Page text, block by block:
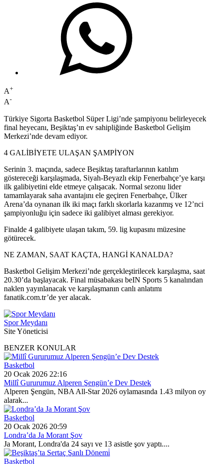
A+
A-
Türkiye Sigorta Basketbol Süper Ligi’nde şampiyonu belirleyecek
final heyecanı, Beşiktaş’ın ev sahipliğinde Basketbol Gelişim
Merkezi’nde devam ediyor.
4 GALİBİYETE ULAŞAN ŞAMPİYON
Serinin 3. maçında, sadece Beşiktaş taraftarlarının katılım
göstereceği karşılaşmada, Siyah-Beyazlı ekip Fenerbahçe’ye karşı
ilk galibiyetini elde etmeye çalışacak. Normal sezonu lider
tamamlayarak saha avantajını ele geçiren Fenerbahçe, Ülker
Arena’da oynanan ilk iki maçı farklı skorlarla kazanmış ve 12’nci
şampiyonluğu için sadece iki galibiyet alması gerekiyor.
Finalde 4 galibiyete ulaşan takım, 59. lig kupasını müzesine
götürecek.
NE ZAMAN, SAAT KAÇTA, HANGİ KANALDA?
Basketbol Gelişim Merkezi’nde gerçekleştirilecek karşılaşma, saat
20.30’da başlayacak. Final müsabakası beIN Sports 5 kanalından
naklen yayınlanacak ve karşılaşmanın canlı anlatımı
fanatik.com.tr’de yer alacak.
Spor Meydanı
Site Yöneticisi
BENZER KONULAR
Basketbol
20 Ocak 2026 22:16
Millî Gururumuz Alperen Şengün’e Dev Destek
Alperen Şengün, NBA All-Star 2026 oylamasında 1.43 milyon oy
alarak...
Basketbol
20 Ocak 2026 20:59
Londra’da Ja Morant Şov
Ja Morant, Londra'da 24 sayı ve 13 asistle şov yaptı....
Basketbol